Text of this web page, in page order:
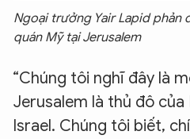
Ngoại trưởng Yair Lapid phản
quán Mỹ tại Jerusalem
“Chúng tôi nghĩ đây là
Jerusalem là thủ đô của
Israel. Chúng tôi biết,